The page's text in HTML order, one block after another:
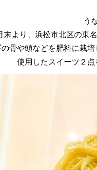
う
末より、浜松市北区の東
の骨や頭などを肥料に栽
使用したスイーツ２点